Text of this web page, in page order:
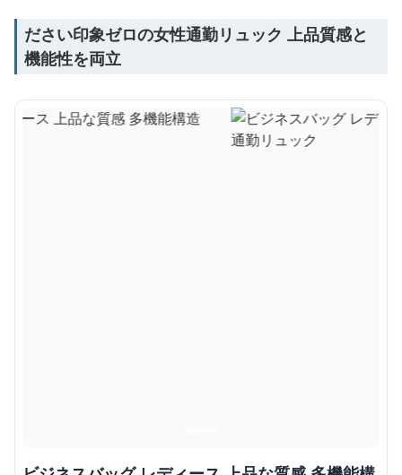
ださい印象ゼロの女性通勤リュック 上品質感と
機能性を両立